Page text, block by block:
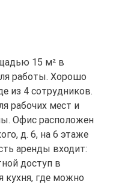
15 м² в
работы. Хорошо
из 4 сотрудников.
рабочих мест и
Офис расположен
д. 6, на 6 этаже
аренды входит:
доступ в
кухня, где можно